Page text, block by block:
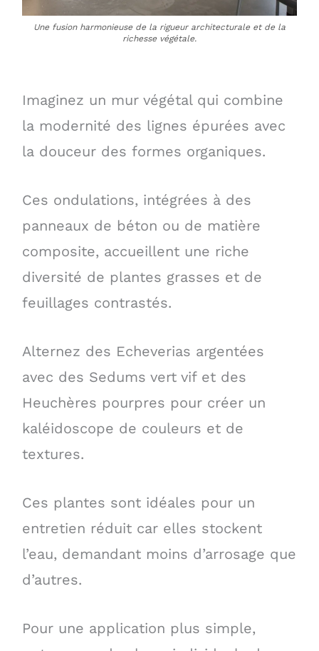
Une fusion harmonieuse de la rigueur architecturale et de la
richesse végétale.
Imaginez un mur végétal qui combine
la modernité des lignes épurées avec
la douceur des formes organiques.
Ces ondulations, intégrées à des
panneaux de béton ou de matière
composite, accueillent une riche
diversité de plantes grasses et de
feuillages contrastés.
Alternez des Echeverias argentées
avec des Sedums vert vif et des
Heuchères pourpres pour créer un
kaléidoscope de couleurs et de
textures.
Ces plantes sont idéales pour un
entretien réduit car elles stockent
l’eau, demandant moins d’arrosage que
d’autres.
Pour une application plus simple,